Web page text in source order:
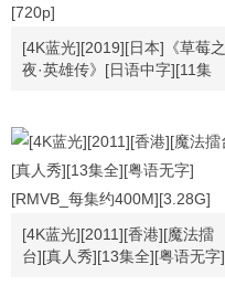
[4K蓝光][2019][日本]《草莓之
夜·英雄传》[日语中字][11集
[4K蓝光][2011][香港][魔法擂
台][真人秀][13集全][粤语无字]